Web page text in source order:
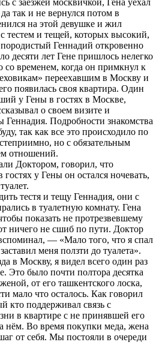
так и не вернулся потом в
на этой девушке и жил
тестем и тещей, которых высокий,
Геннадий откровенно
десяти лет Гене пришлось нелегко
временем, когда он примкнул к
переехавшим в Москву и
появилась своя квартира. Один
у Гены в гостях в Москве,
о своем визите и
Геннадия. Подробности знакомства
так как все это происходило по
но с обязательным
отношений.
Доктором, говорил, что
у Гены он остался ночевать,
тестя и тещу Геннадия, они с
в туалетную комнату. Гена
показать не протрезвевшему
ничего не сшиб по пути. Доктор
— «Мало того, что я спал
меня ползти до туалета».
в Москву, я видел всего один раз
Это было почти полтора десятка
от его ташкентского лоска,
мало что осталось. Как говорил
кто поддерживал связь с
в квартире с не принявшей его
нём. Во время покупки меда, жена
от себя. Мы постояли в очереди